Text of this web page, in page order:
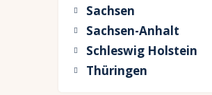
Sachsen
Sachsen-Anhalt
Schleswig Holstein
Thüringen